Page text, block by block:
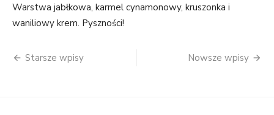
Warstwa jabłkowa, karmel cynamonowy, kruszonka i
waniliowy krem. Pyszności!
Nawigacja
Starsze wpisy Nowsze wpisy